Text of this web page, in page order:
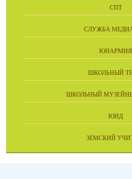
СПТ
СЛУЖБА
ЮНАРМИЯ
ШКОЛЬНЫЙ
ШКОЛЬНЫЙ
ЮИД
ЗЕМСКИЙ